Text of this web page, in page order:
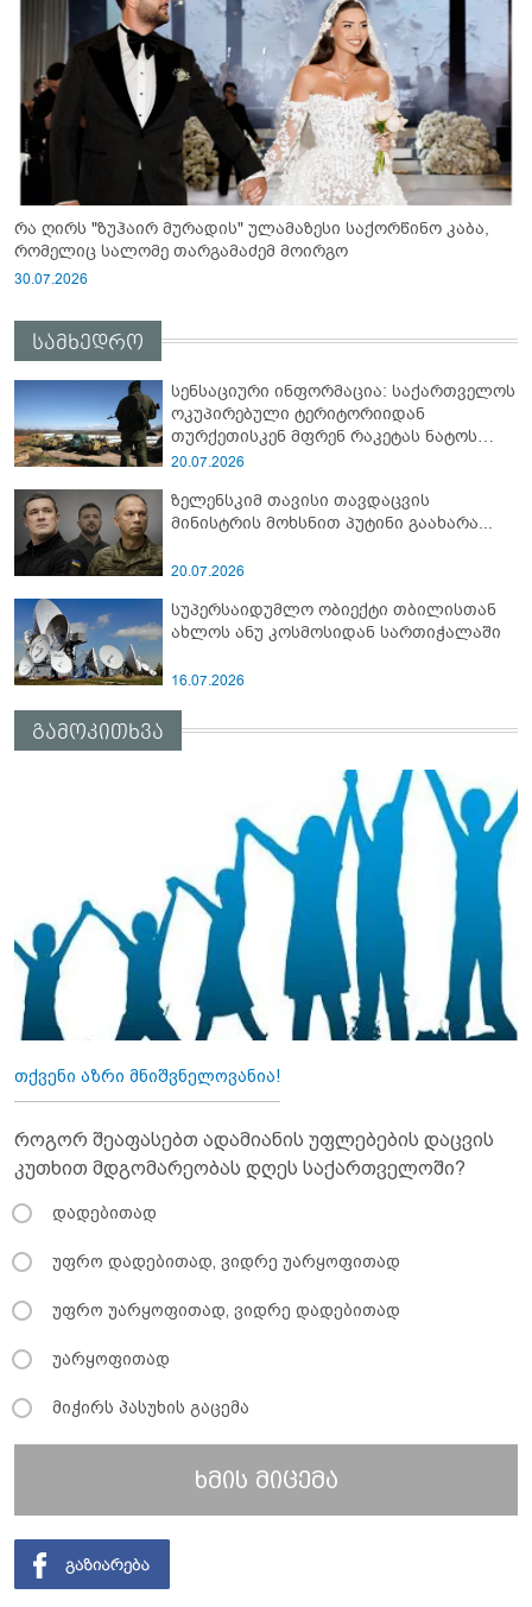
რა ღირს "ზუჰაირ მურადის" ულამაზესი საქორწინო კაბა,
რომელიც სალომე თარგამაძემ მოირგო
30.07.2026
სამხედრო
სენსაციური ინფორმაცია: საქართველოს
ოკუპირებული ტერიტორიიდან
თურქეთისკენ მფრენ რაკეტას ნატოს
სამიტი კინაღამ ჩაუშლია
20.07.2026
ზელენსკიმ თავისი თავდაცვის
მინისტრის მოხსნით პუტინი გაახარა...
20.07.2026
სუპერსაიდუმლო ობიექტი თბილისთან
ახლოს ანუ კოსმოსიდან სართიჭალაში
16.07.2026
გამოკითხვა
თქვენი აზრი მნიშვნელოვანია!
როგორ შეაფასებთ ადამიანის უფლებების დაცვის
კუთხით მდგომარეობას დღეს საქართველოში?
დადებითად
უფრო დადებითად, ვიდრე უარყოფითად
უფრო უარყოფითად, ვიდრე დადებითად
უარყოფითად
მიჭირს პასუხის გაცემა
ხმის მიცემა